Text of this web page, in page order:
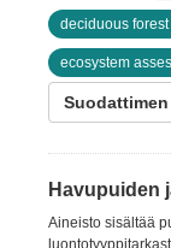
deciduous forest
ecosystem
Havupuiden
Aineisto sisältää